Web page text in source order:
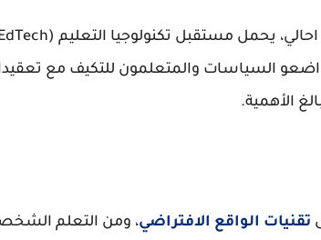
السياسات والمتعلمون للتكيف مع
الأهمية.
تقنيات الواقع الافتراضي، ومن التعلم